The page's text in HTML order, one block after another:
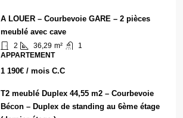
A LOUER – Courbevoie GARE – 2 pièces
meublé avec cave
2 36,29 m²
1
APPARTEMENT
1 190€ / mois C.C
T2 meublé Duplex 44,55 m2 – Courbevoie
Bécon – Duplex de standing au 6ème étage